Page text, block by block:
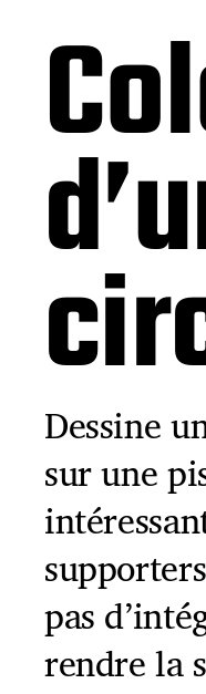
Dessine
sur une
pas
rendre la